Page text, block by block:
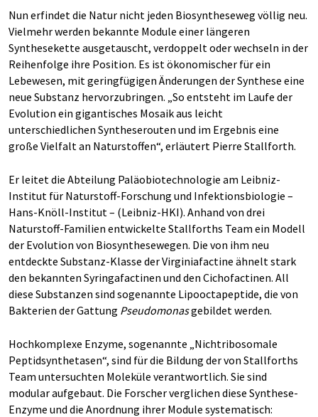
Nun erfindet die Natur nicht jeden Biosyntheseweg völlig neu.
Vielmehr werden bekannte Module einer längeren
Synthesekette ausgetauscht, verdoppelt oder wechseln in der
Reihenfolge ihre Position. Es ist ökonomischer für ein
Lebewesen, mit geringfügigen Änderungen der Synthese eine
neue Substanz hervorzubringen. „So entsteht im Laufe der
Evolution ein gigantisches Mosaik aus leicht
unterschiedlichen Syntheserouten und im Ergebnis eine
große Vielfalt an Naturstoffen“, erläutert Pierre Stallforth.
Er leitet die Abteilung Paläobiotechnologie am Leibniz-
Institut für Naturstoff-Forschung und Infektionsbiologie –
Hans-Knöll-Institut – (Leibniz-HKI). Anhand von drei
Naturstoff-Familien entwickelte Stallforths Team ein Modell
der Evolution von Biosynthesewegen. Die von ihm neu
entdeckte Substanz-Klasse der Virginiafactine ähnelt stark
den bekannten Syringafactinen und den Cichofactinen. All
diese Substanzen sind sogenannte Lipooctapeptide, die von
Bakterien der Gattung Pseudomonasgebildet werden.
Hochkomplexe Enzyme, sogenannte „Nichtribosomale
Peptidsynthetasen“, sind für die Bildung der von Stallforths
Team untersuchten Moleküle verantwortlich. Sie sind
modular aufgebaut. Die Forscher verglichen diese Synthese-
Enzyme und die Anordnung ihrer Module systematisch: